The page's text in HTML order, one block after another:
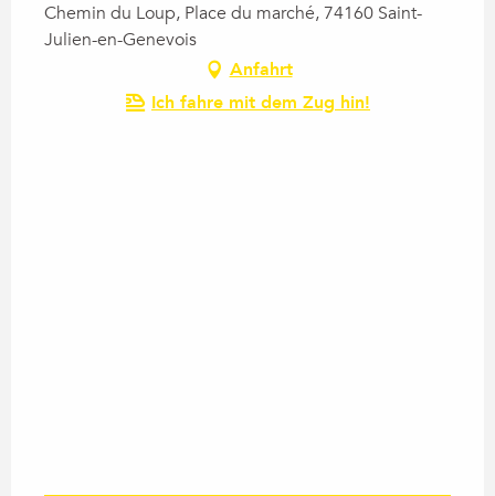
Chemin du Loup, Place du marché, 74160 Saint-
Julien-en-Genevois
Anfahrt
Ich fahre mit dem Zug hin!